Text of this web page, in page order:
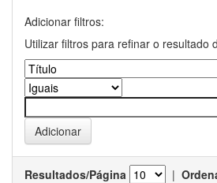
Adicionar filtros:
Utilizar filtros para refinar o resultado
Resultados/Página |